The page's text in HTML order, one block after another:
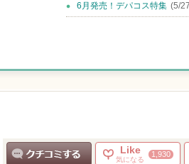
6月発売！デパコス特集 (5/
Like
気になる
1,930